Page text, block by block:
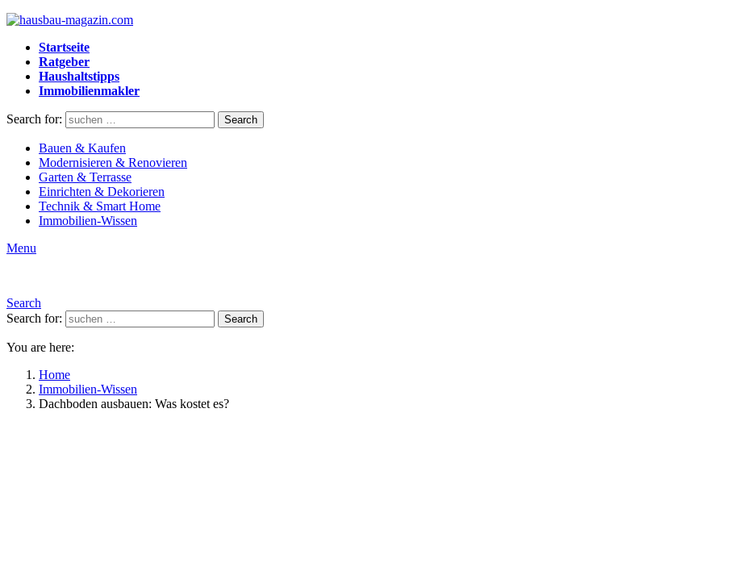
Startseite
Ratgeber
Haushaltstipps
Immobilienmakler
Search for: Search
Bauen & Kaufen
Modernisieren & Renovieren
Garten & Terrasse
Einrichten & Dekorieren
Technik & Smart Home
Immobilien-Wissen
Menu
Search
Search for:
Search
You are here:
Home
Immobilien-Wissen
Dachboden ausbauen: Was kostet es?